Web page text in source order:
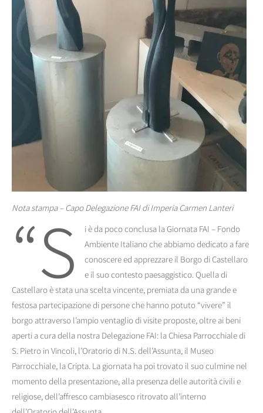
Nota stampa – Capo Delegazione FAI di Imperia Carmen Lanteri
“S
i è da poco conclusa la Giornata FAI – Fondo
Ambiente Italiano che abbiamo dedicato a fare
conoscere ed apprezzare il Borgo di Castellaro
e il suo contesto paesaggistico. Quella di
Castellaro è stata una scelta vincente, premiata da una grande e
festosa partecipazione di persone che hanno potuto “vivere” il
borgo attraverso l’ampio ventaglio di visite proposte, oltre ai beni
aperti a cura della nostra Delegazione FAI: la Chiesa Parrocchiale di
S. Pietro in Vincoli, l’Oratorio di N.S. dell’Assunta, il Museo
Parrocchiale, la Cripta. La giornata ha poi trovato il suo culmine nel
momento della presentazione, alla presenza delle autorità civili e
religiose, dell’affresco cambiasesco ritrovato all’interno